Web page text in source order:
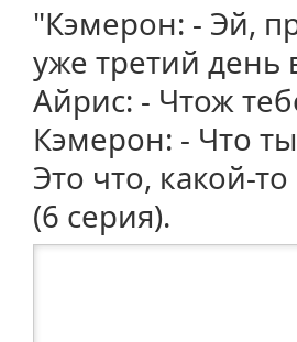
"Кэмерон: - Эй,
уже третий день
Айрис: - Чтож
Кэмерон: - Что
Это что, какой-
(6 серия).